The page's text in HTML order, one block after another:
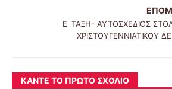
Ε΄ ΤΑΞΗ- ΑΥΤΟΣΧΕΔΙΟΣ
ΧΡΙΣΤΟΥΓΕΝΝΙΑΤΙΚΟΥ
ΚΆΝΤΕ ΤΟ ΠΡΏΤΟ ΣΧΌΛΙΟ